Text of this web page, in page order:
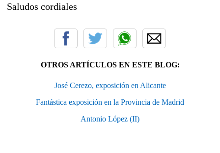
Saludos cordiales
OTROS ARTÍCULOS EN ESTE BLOG:
José Cerezo, exposición en Alicante
Fantástica exposición en la Provincia de Madrid
Antonio López (II)